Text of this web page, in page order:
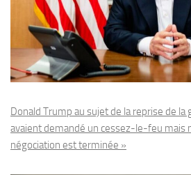
Donald Trump au sujet de la reprise de la
avaient demandé un cessez-le-feu mais
négociation est terminée »